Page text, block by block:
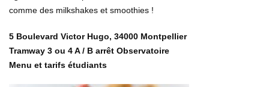
comme des milkshakes et smoothies !
5 Boulevard Victor Hugo, 34000 Montpellier
Tramway 3 ou 4 A / B arrêt Observatoire
Menu et tarifs étudiants